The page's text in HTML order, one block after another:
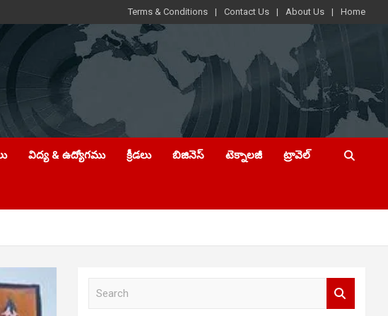
Terms & Conditions Contact Us About Us Home
విద్య & ఉద్యోగము క్రీడలు బిజినెస్ టెక్నాలజీ ట్రావెల్